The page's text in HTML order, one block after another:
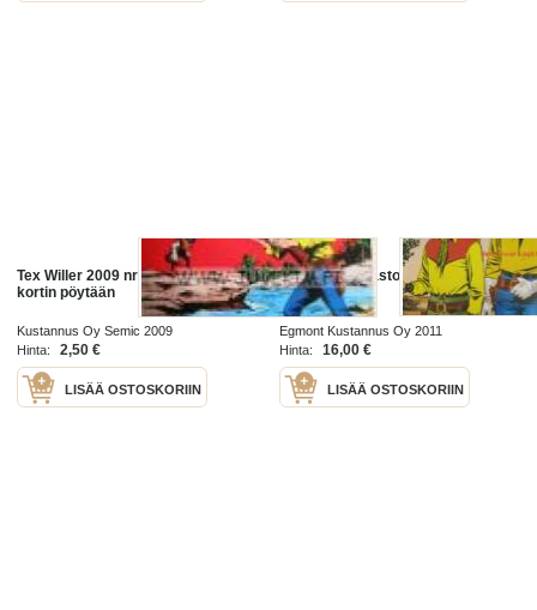
Tex Willer 2009 nr 1 Kitt Willer lyö
kortin pöytään
Kustannus Oy Semic 2009
Hinta:
2,50 €
LISÄÄ OSTOSKORIIN
Tex Willer kirjasto No 7- Kit Willer -
Texin poika
Egmont Kustannus Oy 2011
Hinta:
16,00 €
LISÄÄ OSTOSKORIIN